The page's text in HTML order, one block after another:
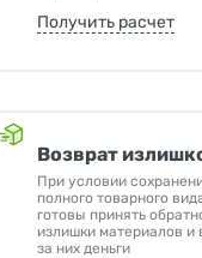
Получить расчет
Возврат
При условии
полного товарного
готовы принять
излишки материалов и
за них деньги